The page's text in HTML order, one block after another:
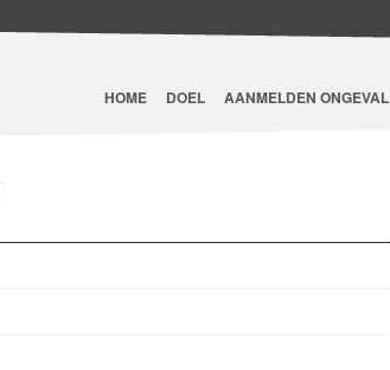
HOME DOEL AANMELDEN ONGEVAL